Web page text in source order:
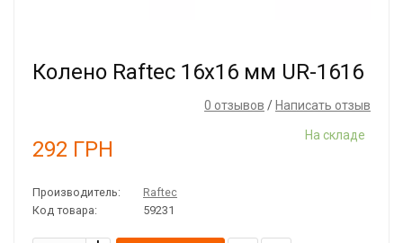
Колено Raftec 16x16 мм UR-1616
0 отзывов / Написать отзыв
292 ГРН
На складе
Производитель:
Raftec
Код товара:
59231